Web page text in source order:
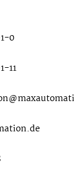
0
11